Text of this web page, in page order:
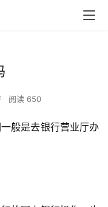
阅读 650
般是去银行营业厅办